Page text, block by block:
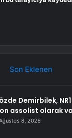
Son Eklenen
Demirbilek,
assolist olarak
8, 2026